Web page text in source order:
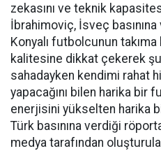
zekasını ve teknik
İbrahimoviç, İsveç
Konyalı futbolcunun
kalitesine dikkat çekerek
sahadayken kendimi rahat
yapacağını bilen harika bir
enerjisini yükselten harika
Türk basınına verdiği
medya tarafından